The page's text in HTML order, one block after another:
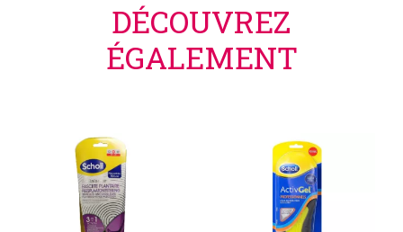
DÉCOUVREZ
ÉGALEMENT